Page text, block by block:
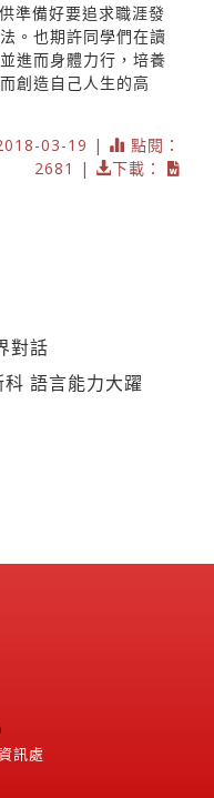
準備好要追求職涯發
。也期許同學們在讀
進而身體力行，培養
創造自己人生的高
03-19 |
點閱：
2681 |
下載：
對話
語言能力大躍
訊處